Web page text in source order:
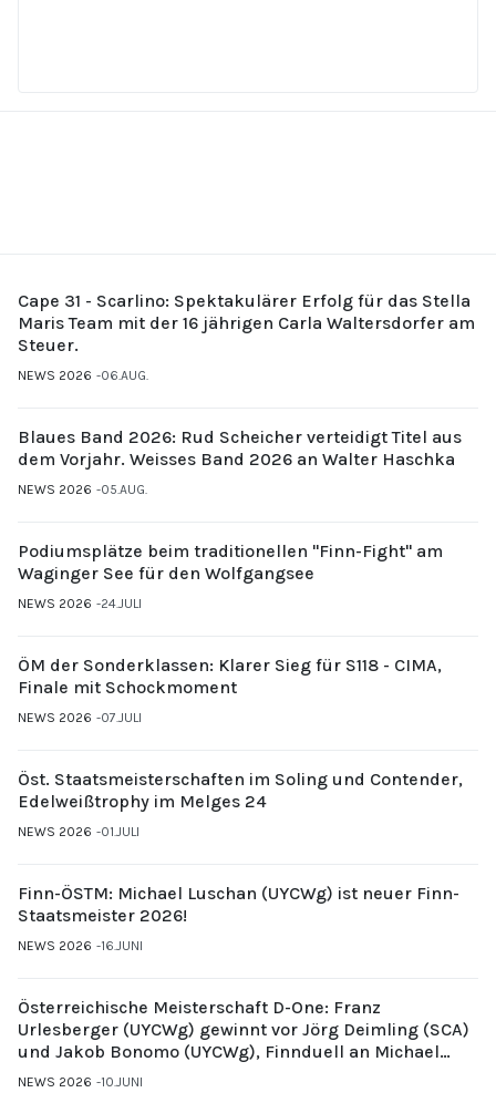
Cape 31 - Scarlino: Spektakulärer Erfolg für das Stella
Maris Team mit der 16 jährigen Carla Waltersdorfer am
Steuer.
NEWS 2026 06.AUG.
Blaues Band 2026: Rud Scheicher verteidigt Titel aus
dem Vorjahr. Weisses Band 2026 an Walter Haschka
NEWS 2026 05.AUG.
Podiumsplätze beim traditionellen "Finn-Fight" am
Waginger See für den Wolfgangsee
NEWS 2026 24.JULI
ÖM der Sonderklassen: Klarer Sieg für S118 - CIMA,
Finale mit Schockmoment
NEWS 2026 07.JULI
Öst. Staatsmeisterschaften im Soling und Contender,
Edelweißtrophy im Melges 24
NEWS 2026 01.JULI
Finn-ÖSTM: Michael Luschan (UYCWg) ist neuer Finn-
Staatsmeister 2026!
NEWS 2026 16.JUNI
Österreichische Meisterschaft D-One: Franz
Urlesberger (UYCWg) gewinnt vor Jörg Deimling (SCA)
und Jakob Bonomo (UYCWg), Finnduell an Michael
Gubi (UYCMo)
NEWS 2026 10.JUNI